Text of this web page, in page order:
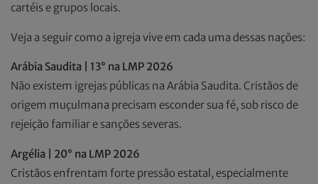
cartéis e grupos locais.
Veja a seguir como a igreja vive em cada uma dessas nações:
Arábia Saudita | 13° na LMP 2026
Não existem igrejas públicas na Arábia Saudita. Cristãos de
origem muçulmana precisam esconder sua fé, sob risco de
rejeição familiar e sanções severas.
Argélia | 20° na LMP 2026
Cristãos enfrentam forte pressão estatal, especialmente